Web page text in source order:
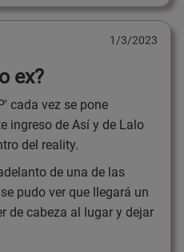
1/3/2023
ex?
cada vez se pone
ingreso de Así y de Lalo
del reality.
de una de las
pudo ver que llegará un
de cabeza al lugar y dejar